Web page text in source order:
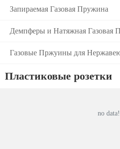
Запираемая Газовая Пружина
Демпферы и Натяжная Газовая
Газовые Пржуины для
Пластиковые розетки
no data!